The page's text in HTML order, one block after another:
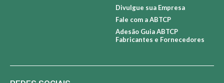
Divulgue sua Empresa
Fale com a ABTCP
Adesão Guia ABTCP
Fabricantes e Fornecedores